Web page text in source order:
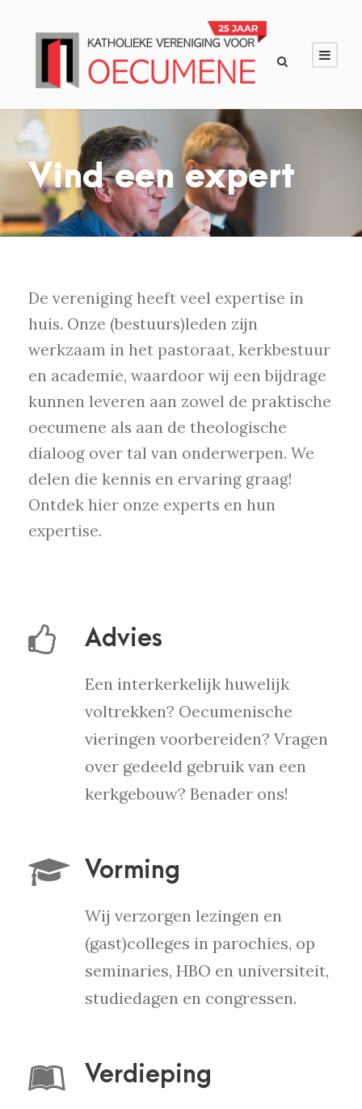
Vind een expert
De vereniging heeft veel expertise in
huis. Onze (bestuurs)leden zijn
werkzaam in het pastoraat, kerkbestuur
en academie, waardoor wij een bijdrage
kunnen leveren aan zowel de praktische
oecumene als aan de theologische
dialoog over tal van onderwerpen. We
delen die kennis en ervaring graag!
Ontdek hier onze experts en hun
expertise.
Advies
Een interkerkelijk huwelijk
voltrekken? Oecumenische
vieringen voorbereiden? Vragen
over gedeeld gebruik van een
kerkgebouw? Benader ons!
Vorming
Wij verzorgen lezingen en
(gast)colleges in parochies, op
seminaries, HBO en universiteit,
studiedagen en congressen.
Verdieping